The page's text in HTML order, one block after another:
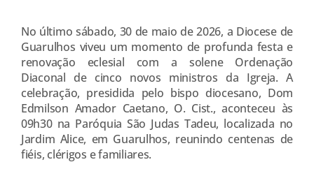
No último sábado, 30 de maio de 2026, a Diocese de
Guarulhos viveu um momento de profunda festa e
renovação eclesial com a solene Ordenação
Diaconal de cinco novos ministros da Igreja. A
celebração, presidida pelo bispo diocesano, Dom
Edmilson Amador Caetano, O. Cist., aconteceu às
09h30 na Paróquia São Judas Tadeu, localizada no
Jardim Alice, em Guarulhos, reunindo centenas de
fiéis, clérigos e familiares.